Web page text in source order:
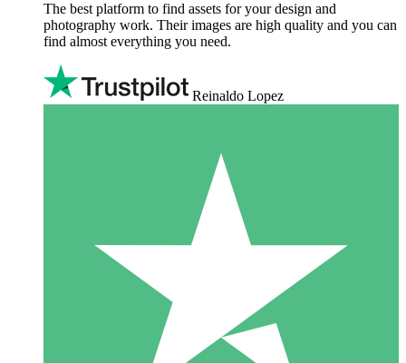
The best platform to find assets for your design and
photography work. Their images are high quality and you can
find almost everything you need.
Reinaldo Lopez